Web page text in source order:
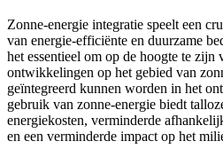
Zonne-energie integratie speelt een
van energie-efficiënte en duurzame
het essentieel om op de hoogte te zijn
ontwikkelingen op het gebied van
geïntegreerd kunnen worden in het
gebruik van zonne-energie biedt
energiekosten, verminderde
en een verminderde impact op het